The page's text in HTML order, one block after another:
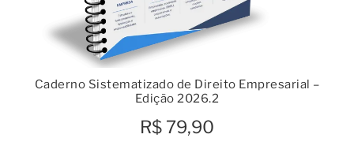
Caderno Sistematizado de Direito Empresarial –
Edição 2026.2
R$ 79,90